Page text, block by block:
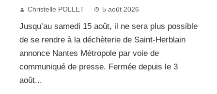
Christelle POLLET 5 août 2026
Jusqu’au samedi 15 août, il ne sera plus possible
de se rendre à la déchèterie de Saint-Herblain
annonce Nantes Métropole par voie de
communiqué de presse. Fermée depuis le 3
août...